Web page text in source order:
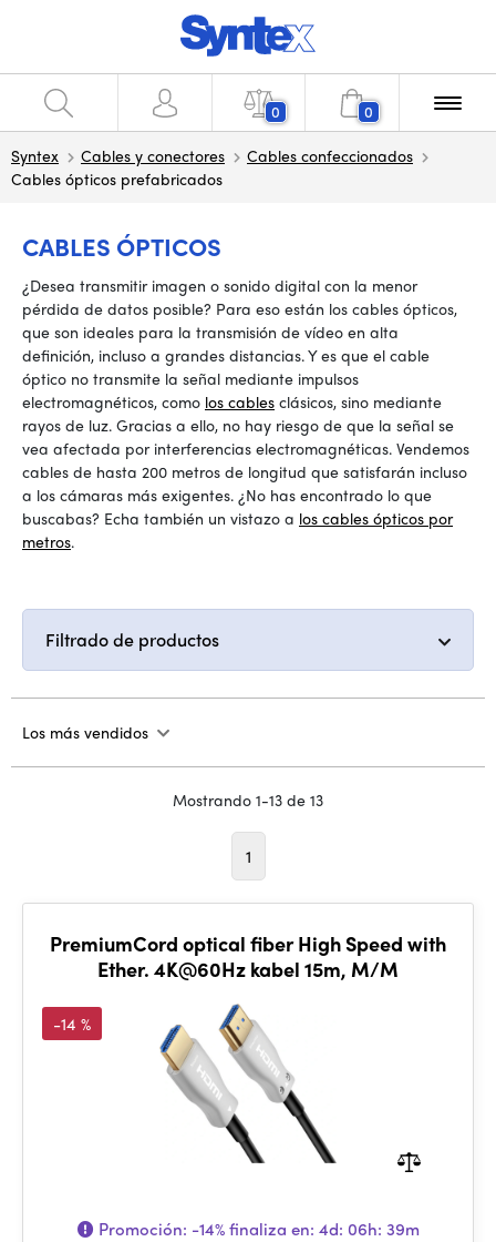
0 0
Syntex Cables y conectores
Cables confeccionados
Cables ópticos prefabricados
CABLES ÓPTICOS
¿Desea transmitir imagen o sonido digital con la menor
pérdida de datos posible? Para eso están los cables ópticos,
que son ideales para la transmisión de vídeo en alta
definición, incluso a grandes distancias. Y es que el cable
óptico no transmite la señal mediante impulsos
electromagnéticos, como los cables clásicos, sino mediante
rayos de luz. Gracias a ello, no hay riesgo de que la señal se
vea afectada por interferencias electromagnéticas. Vendemos
cables de hasta 200 metros de longitud que satisfarán incluso
a los cámaras más exigentes. ¿No has encontrado lo que
buscabas? Echa también un vistazo a los cables ópticos por
metros.
Filtrado de productos
Los más vendidos
Mostrando 1-13 de 13
1
PremiumCord optical fiber High Speed with
Ether. 4K@60Hz kabel 15m, M/M
-14 %
Promoción: -14%finaliza en: 4d: 06h: 39m